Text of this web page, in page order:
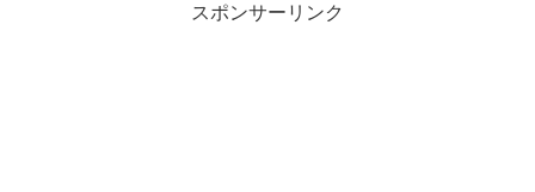
スポンサーリンク